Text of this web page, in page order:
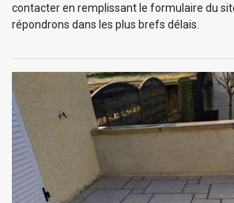
contacter en remplissant le formulaire du
répondrons dans les plus brefs délais.